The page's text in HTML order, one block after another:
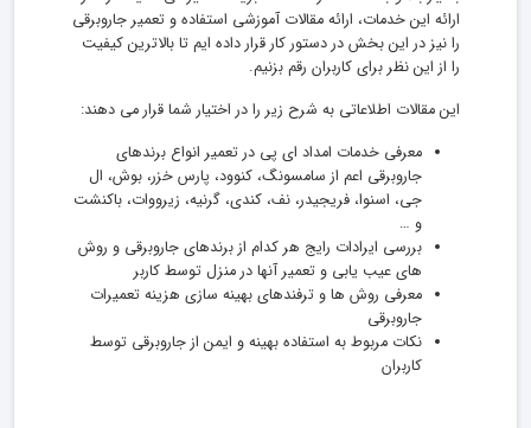
ارائه این خدمات، ارائه مقالات آموزشی استفاده و تعمیر جاروبرقی
را نیز در این بخش در دستور کار قرار داده ایم تا بالاترین کیفیت
را از این نظر برای کاربران رقم بزنیم.
این مقالات اطلاعاتی به شرح زیر را در اختیار شما قرار می دهند:
معرفی خدمات امداد ای پی در تعمیر انواع برندهای
جاروبرقی اعم از سامسونگ، کنوود، پارس خزر، بوش، ال
جی، اسنوا، فریجیدر، نف، کندی، گرنیه، زیرووات، باکنشت
و …
بررسی ایرادات رایج هر کدام از برندهای جاروبرقی و روش
های عیب یابی و تعمیر آنها در منزل توسط کاربر
معرفی روش ها و ترفندهای بهینه سازی هزینه تعمیرات
جاروبرقی
نکات مربوط به استفاده بهینه و ایمن از جاروبرقی توسط
کاربران